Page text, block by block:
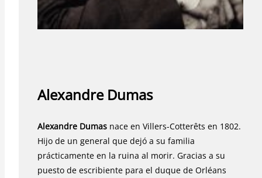
Alexandre Dumas
Alexandre Dumas nace en Villers-Cotterêts en 1802.
Hijo de un general que dejó a su familia
prácticamente en la ruina al morir. Gracias a su
puesto de escribiente para el duque de Orléans